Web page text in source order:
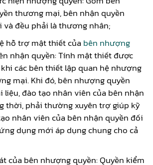
thương mại, bên nhận quyền
đều phải là thương nhân;
hỗ trợ mật thiết củabên nhượng
nhận quyền: Tính mật thiết được
các bên thiết lập quan hệ nhượng
mại. Khi đó, bên nhượng quyền
liệu, đào tạo nhân viên của bên nhận
thời, phải thường xuyên trợ giúp kỹ
nhân viên của bên nhận quyền đối
dụng mới áp dụng chung cho cả
của bên nhượng quyền: Quyền kiểm